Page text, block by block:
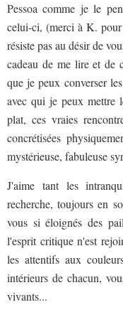
Pessoa comme je le
celui-ci, (merci à K.
résiste pas au désir de
cadeau de me lire et de
que je peux converser
avec qui je peux mettre
plat, ces vraies
concrétisées
mystérieuse, fabuleuse
J'aime tant les
recherche, toujours en
vous si éloignés des
l'esprit critique n'est
les attentifs aux
intérieurs de chacun,
vivants...